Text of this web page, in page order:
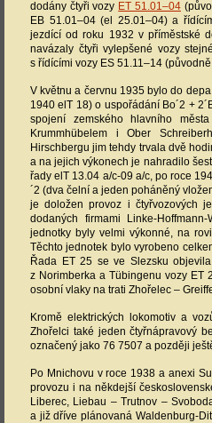
dodány čtyři vozy ET 51.01–04
EB 51.01–04 (el 25.01–04) a
jezdící od roku 1932 v příměstské
navázaly čtyři vylepšené vozy
s řídícími vozy ES 51.11–14
V květnu a červnu 1935 bylo do
1940 elT 18) o uspořádání Bo´2 +
spojení zemského hlavního
Krummhübelem i Ober
Hirschbergu jim tehdy trvala dvě
a na jejich výkonech je nahradilo
řady elT 13.04 a/c-09 a/c, po roce
´2 (dva čelní a jeden poháněný
je doložen provoz i čtyřvozových
dodaných firmami Linke-
jednotky byly velmi výkonné, na
Těchto jednotek bylo vyrobeno
Řada ET 25 se ve Slezsku
z Norimberka a Tübingenu vozy ET
osobní vlaky na trati Zhořelec –
Kromě elektrických lokomotiv a
Zhořelci také jeden čtyřnápravový
označený jako 76 7507 a později
Po Mnichovu v roce 1938 a anexi
provozu i na někdejší
Liberec, Liebau – Trutnov –
a již dříve plánovaná Waldenburg-